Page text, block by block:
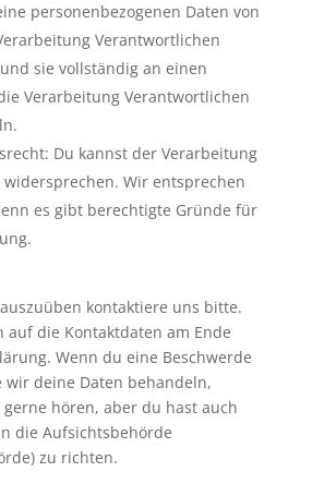
personenbezogenen Daten von
Verantwortlichen
sie vollständig an einen
Verarbeitung Verantwortlichen
Du kannst der Verarbeitung
Wir entsprechen
es gibt berechtigte Gründe für
kontaktiere uns bitte.
auf die Kontaktdaten am Ende
Wenn du eine Beschwerde
deine Daten behandeln,
hören, aber du hast auch
die Aufsichtsbehörde
zu richten.